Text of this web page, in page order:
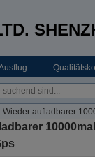
Wieder aufladbarer